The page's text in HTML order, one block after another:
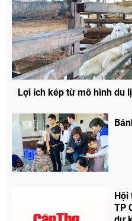
Lợi ích kép từ mô hình du
Hội
TP